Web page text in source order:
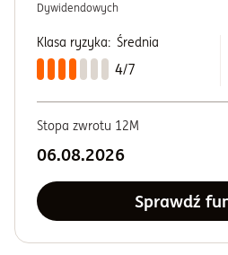
Dywidendowych
Klasa ryzyka: Średnia
4/7
Stopa zwrotu 12M
06.08.2026
Sprawdź